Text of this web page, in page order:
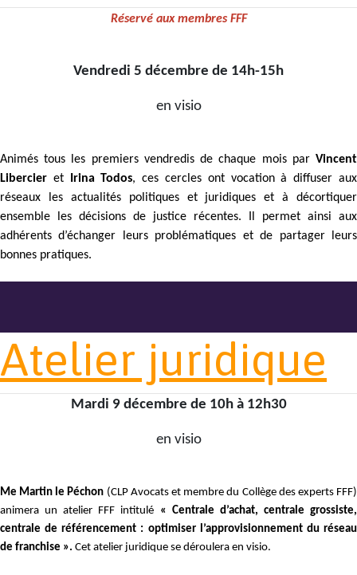
Réservé aux membres FFF
Vendredi 5 décembre de 14h-15h
en visio
Animés tous les premiers vendredis de chaque mois par Vincent
Libercier et Irina Todos, ces cercles ont vocation à diffuser aux
réseaux les actualités politiques et juridiques et à décortiquer
ensemble les décisions de justice récentes. Il permet ainsi aux
adhérents d’échanger leurs problématiques et de partager leurs
bonnes pratiques.
Atelier juridique
Mardi 9 décembre de 10h à 12h30
en visio
Me Martin le Péchon (CLP Avocats et membre du Collège des experts FFF)
animera un atelier FFF intitulé « Centrale d’achat, centrale grossiste,
centrale de référencement : optimiser l’approvisionnement du réseau
de franchise ». Cet atelier juridique se déroulera en visio.